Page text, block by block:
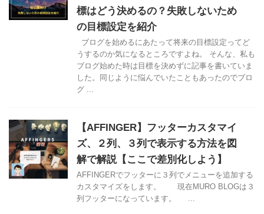
標はどう決めるの？失敗しないため
の目標設定を紹介
ブログを始めるにあたって将来の目標設定ってど
うするのか気になるところですよね。 そんな、私も
ブログ始めた時は目標を決めずに記事を書いていま
した。同じように悩んでいたこともあったのでブロ
グ ...
【AFFINGER】フッターカスタマイ
ズ、２列、３列で表示する方法を図
解で解説【ここで差別化しよう】
AFFINGERでフッターに３列でメニューを追加する
カスタマイズをします。 現在MURO BLOGは３
列フッターになっています。 ...